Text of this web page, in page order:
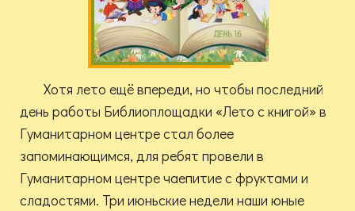
Хотя лето ещё впереди, но чтобы последний
день работы Библиоплощадки «Лето с книгой» в
Гуманитарном центре стал более
запоминающимся, для ребят провели в
Гуманитарном центре чаепитие с фруктами и
сладостями. Три июньские недели наши юные